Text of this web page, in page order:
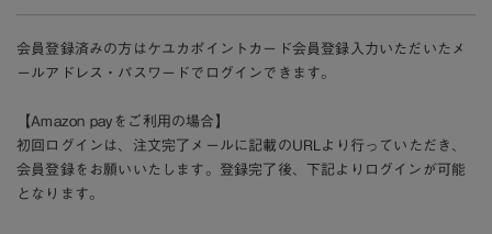
会員登録済みの方はケユカポイントカード会員登録入力いただいたメ
ールアドレス・パスワードでログインできます。
【Amazon payをご利用の場合】
初回ログインは、注文完了メールに記載のURLより行っていただき、
会員登録をお願いいたします。登録完了後、下記よりログインが可能
となります。